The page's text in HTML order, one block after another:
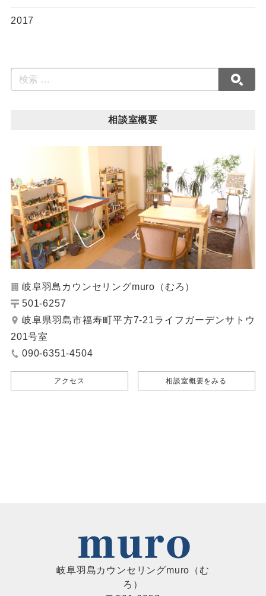
2017
相談室概要
岐阜羽島カウンセリングmuro（むろ）
501-6257
岐阜県羽島市福寿町平方7-21ライフガーデンサトウ
201号室
090-6351-4504
アクセス 相談室概要をみる
岐阜羽島カウンセリングmuro（む
ろ）